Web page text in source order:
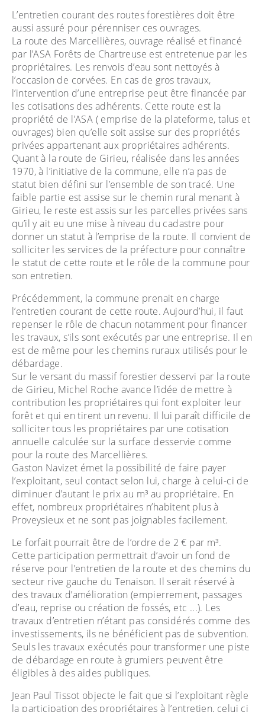
L’entretien courant des routes forestières doit être
aussi assuré pour pérenniser ces ouvrages.
La route des Marcellières, ouvrage réalisé et financé
par l’ASA Forêts de Chartreuse est entretenue par les
propriétaires. Les renvois d’eau sont nettoyés à
l’occasion de corvées. En cas de gros travaux,
l’intervention d’une entreprise peut être financée par
les cotisations des adhérents. Cette route est la
propriété de l’ASA ( emprise de la plateforme, talus et
ouvrages) bien qu’elle soit assise sur des propriétés
privées appartenant aux propriétaires adhérents.
Quant à la route de Girieu, réalisée dans les années
1970, à l’initiative de la commune, elle n’a pas de
statut bien défini sur l’ensemble de son tracé. Une
faible partie est assise sur le chemin rural menant à
Girieu, le reste est assis sur les parcelles privées sans
qu’il y ait eu une mise à niveau du cadastre pour
donner un statut à l’emprise de la route. Il convient de
solliciter les services de la préfecture pour connaître
le statut de cette route et le rôle de la commune pour
son entretien.
Précédemment, la commune prenait en charge
l’entretien courant de cette route. Aujourd’hui, il faut
repenser le rôle de chacun notamment pour financer
les travaux, s’ils sont exécutés par une entreprise. Il en
est de même pour les chemins ruraux utilisés pour le
débardage.
Sur le versant du massif forestier desservi par la route
de Girieu, Michel Roche avance l’idée de mettre à
contribution les propriétaires qui font exploiter leur
forêt et qui en tirent un revenu. Il lui paraît difficile de
solliciter tous les propriétaires par une cotisation
annuelle calculée sur la surface desservie comme
pour la route des Marcellières.
Gaston Navizet émet la possibilité de faire payer
l’exploitant, seul contact selon lui, charge à celui-ci de
diminuer d’autant le prix au m³ au propriétaire. En
effet, nombreux propriétaires n’habitent plus à
Proveysieux et ne sont pas joignables facilement.
Le forfait pourrait être de l’ordre de 2 € par m³.
Cette participation permettrait d’avoir un fond de
réserve pour l’entretien de la route et des chemins du
secteur rive gauche du Tenaison. Il serait réservé à
des travaux d’amélioration (empierrement, passages
d’eau, reprise ou création de fossés, etc ...). Les
travaux d’entretien n’étant pas considérés comme des
investissements, ils ne bénéficient pas de subvention.
Seuls les travaux exécutés pour transformer une piste
de débardage en route à grumiers peuvent être
éligibles à des aides publiques.
Jean Paul Tissot objecte le fait que si l’exploitant règle
la participation des propriétaires à l’entretien, celui ci